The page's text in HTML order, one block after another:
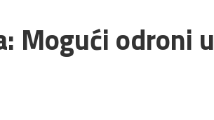
Mogući odroni u